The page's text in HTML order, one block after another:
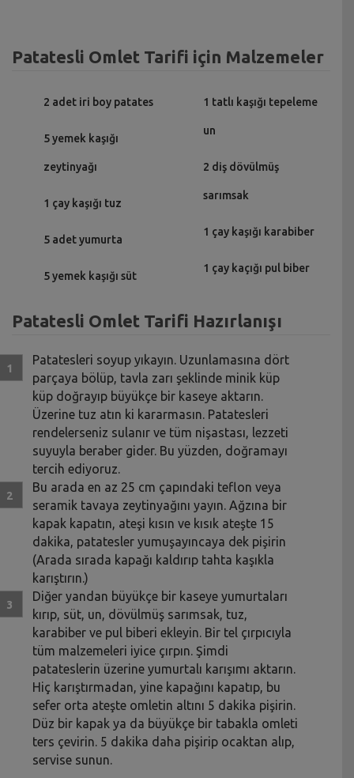
Patatesli Omlet Tarifi için Malzemeler
2 adet iri boy patates
5 yemek kaşığı
zeytinyağı
1 çay kaşığı tuz
5 adet yumurta
5 yemek kaşığı süt
1 tatlı kaşığı tepeleme
un
2 diş dövülmüş
sarımsak
1 çay kaşığı karabiber
1 çay kaçığı pul biber
Patatesli Omlet Tarifi Hazırlanışı
Patatesleri soyup yıkayın. Uzunlamasına dört
parçaya bölüp, tavla zarı şeklinde minik küp
küp doğrayıp büyükçe bir kaseye aktarın.
Üzerine tuz atın ki kararmasın. Patatesleri
rendelerseniz sulanır ve tüm nişastası, lezzeti
suyuyla beraber gider. Bu yüzden, doğramayı
tercih ediyoruz.
Bu arada en az 25 cm çapındaki teflon veya
seramik tavaya zeytinyağını yayın. Ağzına bir
kapak kapatın, ateşi kısın ve kısık ateşte 15
dakika, patatesler yumuşayıncaya dek pişirin
(Arada sırada kapağı kaldırıp tahta kaşıkla
karıştırın.)
Diğer yandan büyükçe bir kaseye yumurtaları
kırıp, süt, un, dövülmüş sarımsak, tuz,
karabiber ve pul biberi ekleyin. Bir tel çırpıcıyla
tüm malzemeleri iyice çırpın. Şimdi
patateslerin üzerine yumurtalı karışımı aktarın.
Hiç karıştırmadan, yine kapağını kapatıp, bu
sefer orta ateşte omletin altını 5 dakika pişirin.
Düz bir kapak ya da büyükçe bir tabakla omleti
ters çevirin. 5 dakika daha pişirip ocaktan alıp,
servise sunun.